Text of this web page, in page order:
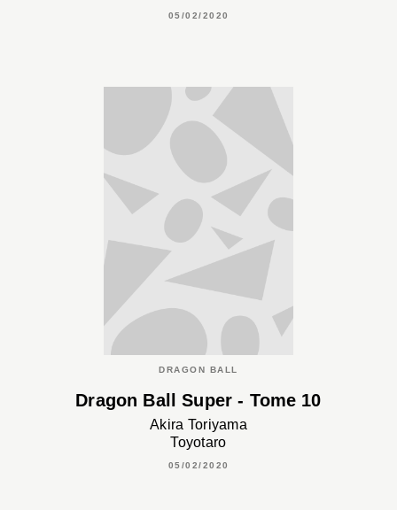
05/02/2020
DRAGON BALL
Dragon Ball Super - Tome 10
Akira Toriyama
Toyotaro
05/02/2020